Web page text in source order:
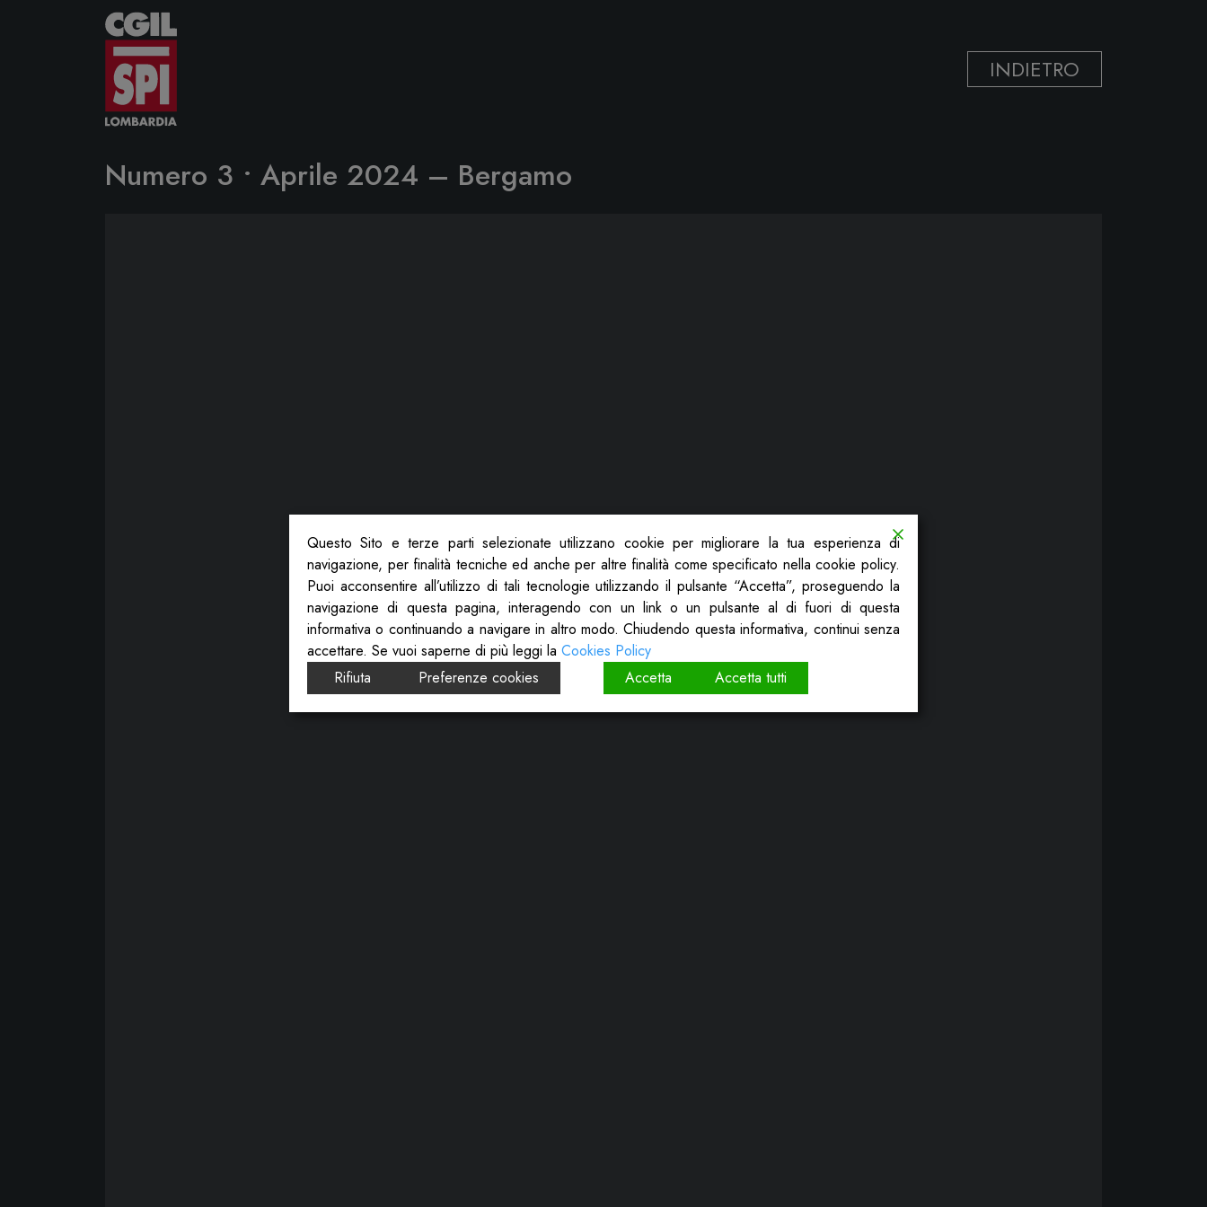
Vai al contenuto
INDIETRO
Numero 3 • Aprile 2024 – Bergamo
Questo Sito e terze parti selezionate utilizzano cookie per migliorare la tua esperienza di
navigazione, per finalità tecniche ed anche per altre finalità come specificato nella cookie policy.
Puoi acconsentire all’utilizzo di tali tecnologie utilizzando il pulsante “Accetta”, proseguendo la
navigazione di questa pagina, interagendo con un link o un pulsante al di fuori di questa
informativa o continuando a navigare in altro modo. Chiudendo questa informativa, continui senza
accettare. Se vuoi saperne di più leggi la Cookies Policy
Rifiuta
Preferenze cookies Accetta Accetta tutti